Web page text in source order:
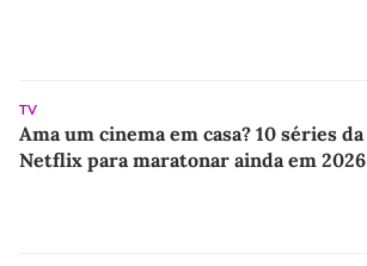
TV
Ama um cinema em casa? 10 séries da
Netflix para maratonar ainda em 2026